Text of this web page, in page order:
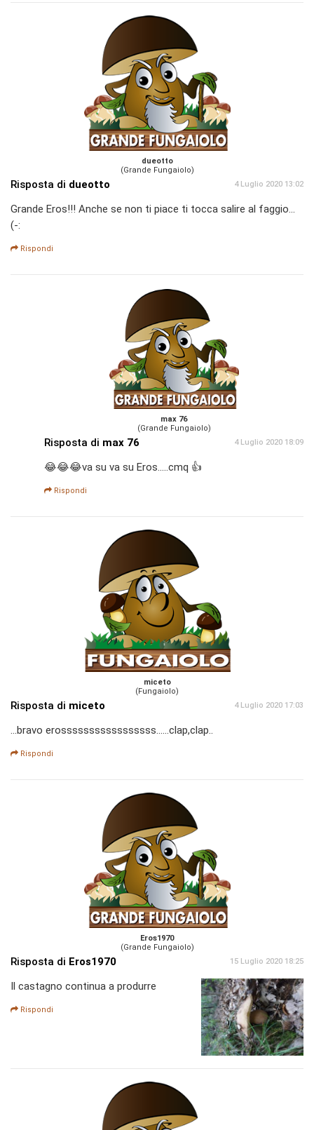
dueotto
(Grande Fungaiolo)
Risposta di dueotto 4 Luglio 2020 13:02
Grande Eros!!! Anche se non ti piace ti tocca salire al faggio...
(-:
Rispondi
max 76
(Grande Fungaiolo)
Risposta di max 76 4 Luglio 2020 18:09
😂😂😂va su va su Eros.....cmq 👍
Rispondi
miceto
(Fungaiolo)
Risposta di miceto 4 Luglio 2020 17:03
...bravo erosssssssssssssssss......clap,clap..
Rispondi
Eros1970
(Grande Fungaiolo)
Risposta di Eros1970 15 Luglio 2020 18:25
Il castagno continua a produrre
Rispondi